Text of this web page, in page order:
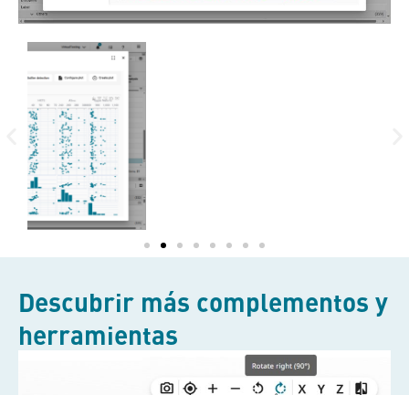
Descubrir más complementos y
herramientas